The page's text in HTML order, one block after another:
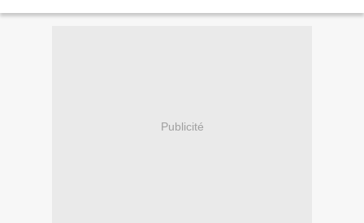
Publicité